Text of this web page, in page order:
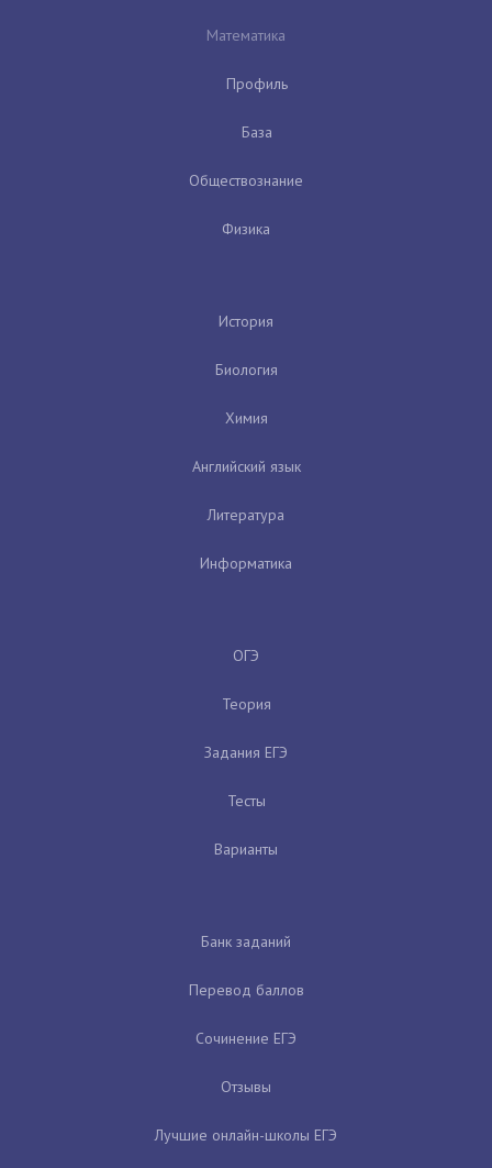
Математика
Профиль
База
Обществознание
Физика
История
Биология
Химия
Английский язык
Литература
Информатика
ОГЭ
Теория
Задания ЕГЭ
Тесты
Варианты
Банк заданий
Перевод баллов
Сочинение ЕГЭ
Отзывы
Лучшие онлайн-школы ЕГЭ